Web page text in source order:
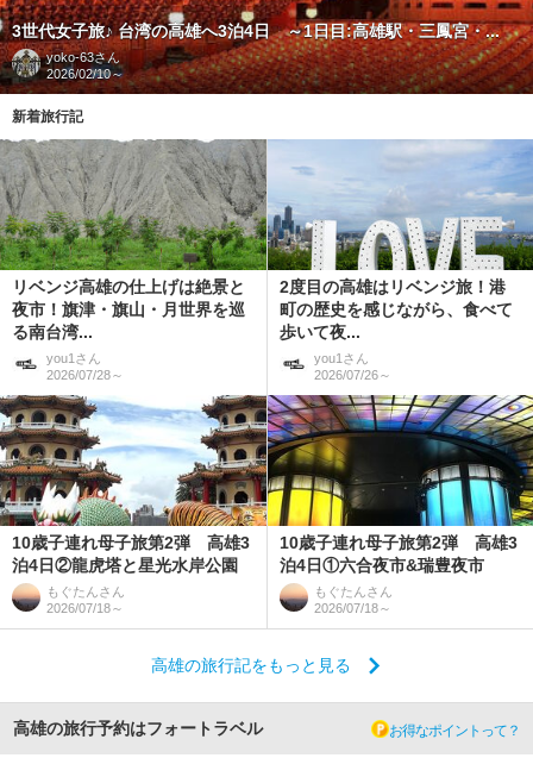
3世代女子旅♪ 台湾の高雄へ3泊4日 ～1日目:高雄駅・三鳳宮・...
yoko-63さん
2026/02/10～
新着旅行記
リベンジ高雄の仕上げは絶景と
夜市！旗津・旗山・月世界を巡
る南台湾...
you1 さん
2026/07/28～
2度目の高雄はリベンジ旅！港
町の歴史を感じながら、食べて
歩いて夜...
you1 さん
2026/07/26～
10歳子連れ母子旅第2弾 高雄3
泊4日②龍虎塔と星光水岸公園
もぐたん さん
2026/07/18～
10歳子連れ母子旅第2弾 高雄3
泊4日①六合夜市&瑞豊夜市
もぐたん さん
2026/07/18～
高雄の旅行記をもっと見る
高雄の旅行予約はフォートラベル お得なポイントって？